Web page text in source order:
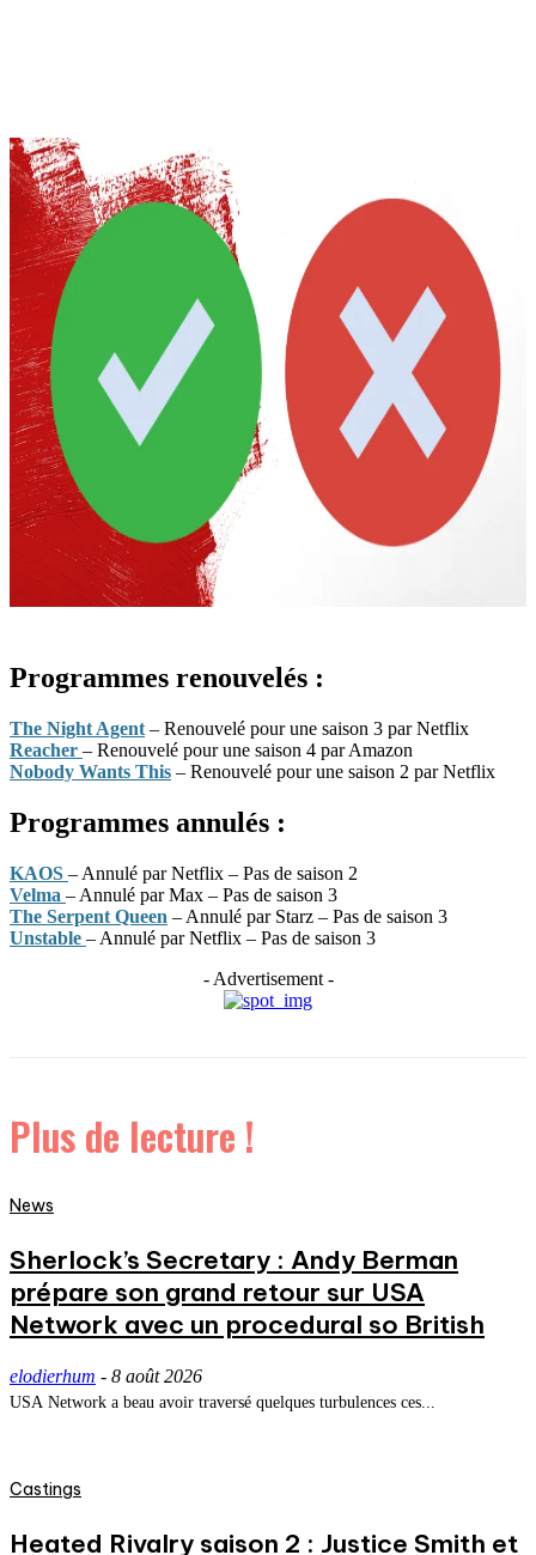
Programmes renouvelés :
The Night Agent – Renouvelé pour une saison 3 par Netflix
Reacher – Renouvelé pour une saison 4 par Amazon
Nobody Wants This – Renouvelé pour une saison 2 par Netflix
Programmes annulés :
KAOS – Annulé par Netflix – Pas de saison 2
Velma – Annulé par Max – Pas de saison 3
The Serpent Queen – Annulé par Starz – Pas de saison 3
Unstable – Annulé par Netflix – Pas de saison 3
- Advertisement -
Plus de lecture !
News
Sherlock’s Secretary : Andy Berman
prépare son grand retour sur USA
Network avec un procedural so British
elodierhum - 8 août 2026
USA Network a beau avoir traversé quelques turbulences ces...
Castings
Heated Rivalry saison 2 : Justice Smith et